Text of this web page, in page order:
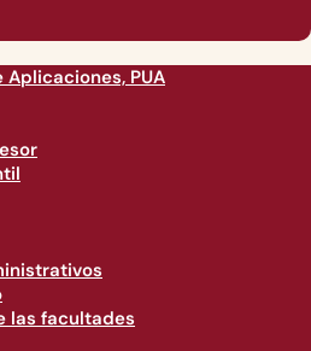
PUA
las facultades